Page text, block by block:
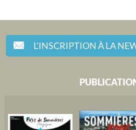
L'INSCRIPTION À LA